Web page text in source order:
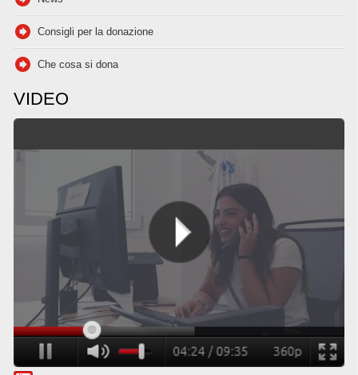
Consigli per la donazione
Che cosa si dona
VIDEO